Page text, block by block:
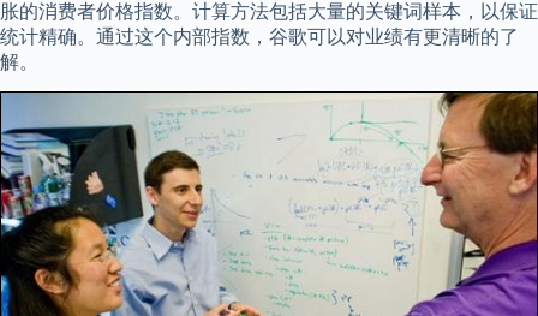
胀的消费者价格指数。计算方法包括大量的关键词样本，以保证
统计精确。通过这个内部指数，谷歌可以对业绩有更清晰的了
解。